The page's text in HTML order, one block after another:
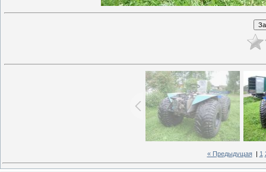
« Предыдущая| 1